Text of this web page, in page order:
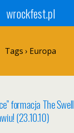
wrockfest.pl
Tags › Europa
formacja The Swell
(23.10.10)